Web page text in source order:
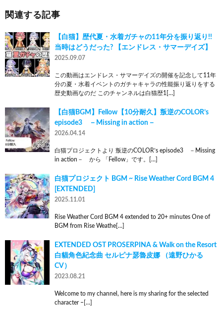
関連する記事
【白猫】歴代夏・水着ガチャの11年分を振り返り!!
当時はどうだった? 【エンドレス・サマーデイズ】
2025.09.07
この動画はエンドレス・サマーデイズの開催を記念して11年
分の夏・水着イベントのガチャキャラの性能振り返りをする
歴史動画なのだ このチャンネルは白猫歴1[…]
【白猫BGM】Fellow【10分耐久】叛逆のCOLOR’s
episode3 －Missing in action－
2026.04.14
白猫プロジェクトより 叛逆のCOLOR’s episode3 －Missing
in action－ から 「Fellow」です。[…]
白猫プロジェクト BGM ~ Rise Weather Cord BGM 4
[EXTENDED]
2025.11.01
Rise Weather Cord BGM 4 extended to 20+ minutes One of
BGM from Rise Weathe[…]
EXTENDED OST PROSERPINA & Walk on the Resort
白貓角色紀念曲 セルピナ瑟魯皮娜 （遠野ひかる
CV）
2023.08.21
Welcome to my channel, here is my sharing for the selected
character –[…]